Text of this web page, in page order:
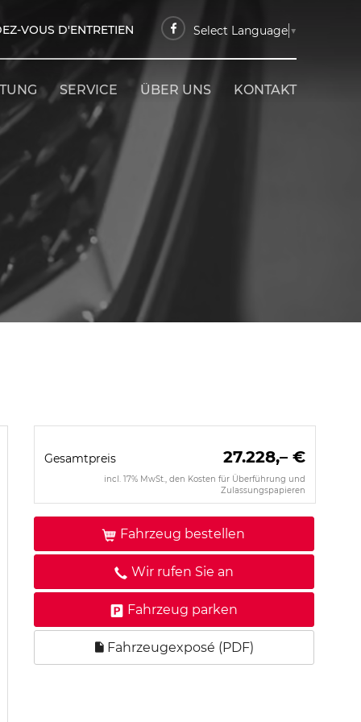
VOUS D'ENTRETIEN Select Language ▼
SERVICE ÜBER UNS KONTAKT
Gesamtpreis 27.228,– €
incl. 17% MwSt., den Kosten für Überführung und
Zulassungspapieren
Fahrzeug bestellen
Wir rufen Sie an
Fahrzeug parken
Fahrzeugexposé (PDF)